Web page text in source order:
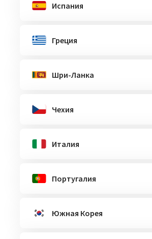
Испания
Греция
Шри-Ланка
Чехия
Италия
Португалия
Южная Корея